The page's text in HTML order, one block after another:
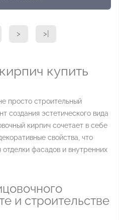
> >|
купить
просто строительный
создания эстетического вида
кирпич сочетает в себе
свойства, что
фасадов и внутренних
и строительстве